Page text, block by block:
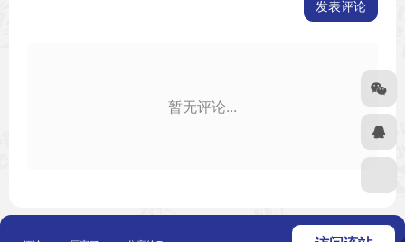
发表评论
暂无评论...
广告合作 关于我们